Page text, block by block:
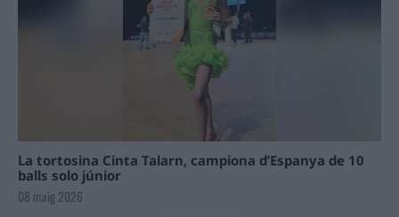
La tortosina Cinta Talarn, campiona d’Espanya de 10
balls solo júnior
08 maig 2026